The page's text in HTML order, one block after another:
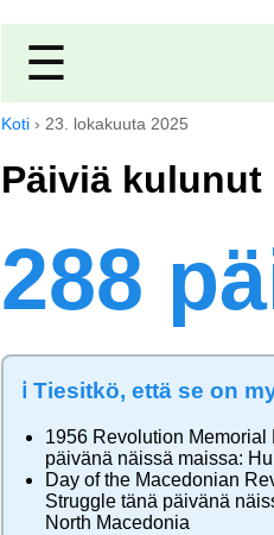
☰
Koti › 23. lokakuuta 2025
Päiviä kulunut
288
ℹ️ Tiesitkö, että se on
1956 Revolution Memorial
päivänä näissä maissa:
Day of the Macedonian
Struggle tänä päivänä
North Macedonia